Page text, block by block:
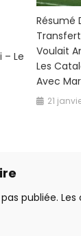
– Le
Résumé
Voulait
Les
Avec
21
publiée. Les